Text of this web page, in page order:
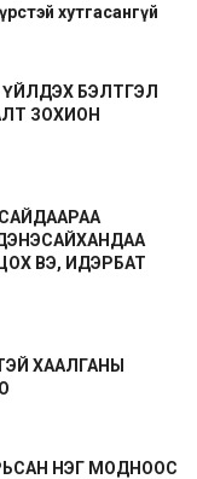
хутгасангүй
БЭЛТГЭЛ
ЗОХИОН
ВЭ, ИДЭРБАТ
ХААЛГАНЫ
НЭГ МОДНООС